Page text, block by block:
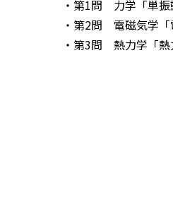
・第1問 力学「単振
・第2問 電磁気学「
・第3問 熱力学「熱